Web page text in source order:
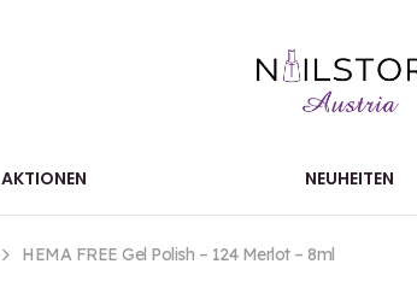
AKTIONEN NEUHEITEN
HEMA FREE Gel Polish – 124 Merlot – 8ml